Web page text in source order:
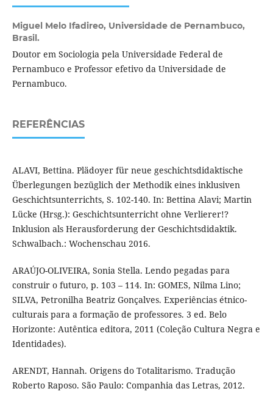
Miguel Melo Ifadireo, Universidade de Pernambuco,
Brasil.
Doutor em Sociologia pela Universidade Federal de
Pernambuco e Professor efetivo da Universidade de
Pernambuco.
REFERÊNCIAS
ALAVI, Bettina. Plädoyer für neue geschichtsdidaktische
Überlegungen bezüglich der Methodik eines inklusiven
Geschichtsunterrichts, S. 102-140. In: Bettina Alavi; Martin
Lücke (Hrsg.): Geschichtsunterricht ohne Verlierer!?
Inklusion als Herausforderung der Geschichtsdidaktik.
Schwalbach.: Wochenschau 2016.
ARAÚJO-OLIVEIRA, Sonia Stella. Lendo pegadas para
construir o futuro, p. 103 – 114. In: GOMES, Nilma Lino;
SILVA, Petronilha Beatriz Gonçalves. Experiências étnico-
culturais para a formação de professores. 3 ed. Belo
Horizonte: Autêntica editora, 2011 (Coleção Cultura Negra e
Identidades).
ARENDT, Hannah. Origens do Totalitarismo. Tradução
Roberto Raposo. São Paulo: Companhia das Letras, 2012.